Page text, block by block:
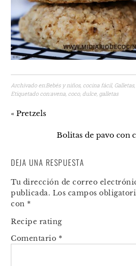
Archivado en:Bebés y niños, cocina fácil, Galletas,
Etiquetado con:avena, coco, dulce, galletas
« Pretzels
Bolitas de pavo con
DEJA UNA RESPUESTA
Tu dirección de correo
publicada. Los campos
con *
Recipe rating
Comentario *